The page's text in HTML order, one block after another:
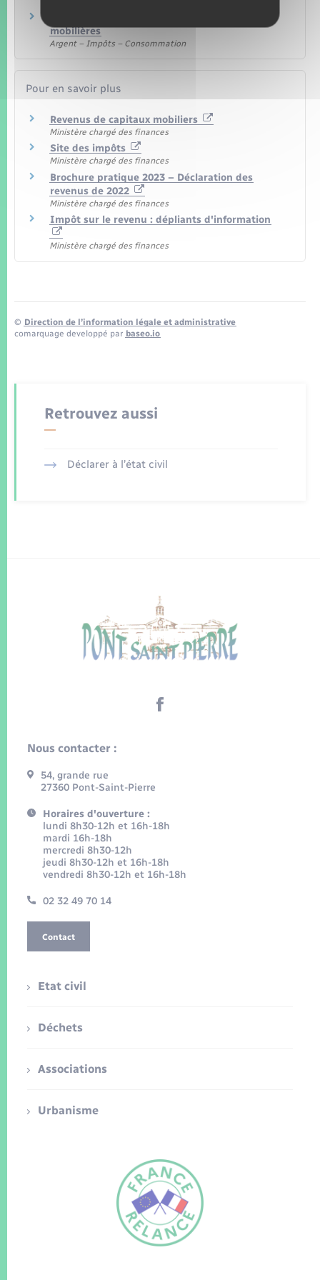
mobilières
Argent – Impôts – Consommation
Pour en savoir plus
Revenus de capitaux mobiliers
Ministère chargé des finances
Site des impôts
Ministère chargé des finances
Brochure pratique 2023 – Déclaration des
revenus de 2022
Ministère chargé des finances
Impôt sur le revenu : dépliants d'information
Ministère chargé des finances
© Direction de l’information légale et administrative
comarquage developpé par baseo.io
Retrouvez aussi
Déclarer à l’état civil
Nous contacter :
54, grande rue
27360 Pont-Saint-Pierre
Horaires d'ouverture :
lundi 8h30-12h et 16h-18h
mardi 16h-18h
mercredi 8h30-12h
jeudi 8h30-12h et 16h-18h
vendredi 8h30-12h et 16h-18h
02 32 49 70 14
Contact
Etat civil
Déchets
Associations
Urbanisme